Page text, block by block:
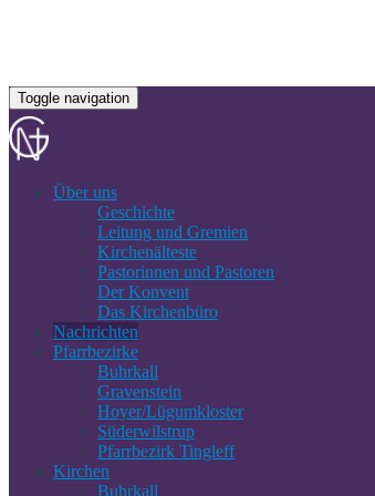
Toggle navigation
Über uns
Geschichte
Leitung und Gremien
Kirchenälteste
Pastorinnen und Pastoren
Der Konvent
Das Kirchenbüro
Nachrichten
Pfarrbezirke
Buhrkall
Gravenstein
Hoyer/Lügumkloster
Süderwilstrup
Pfarrbezirk Tingleff
Kirchen
Buhrkall